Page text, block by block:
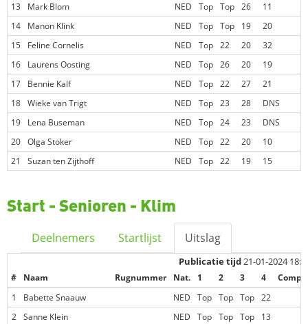
13
Mark Blom NED Top Top 26
11
14
Manon Klink NED Top Top 19
20
15
Feline Cornelis NED Top 22 20
32
16
Laurens Oosting NED Top 26 20
19
17
Bennie Kalf NED Top 22 27
21
18 Wieke van Trigt NED Top 23 28
DNS
19
Lena Buseman NED Top 24 23
DNS
20 Olga Stoker NED Top 22 20
10
21
Suzan ten Zijthoff NED Top 22 19 15
Start - Senioren - Klim
Deelnemers Startlijst Uitslag
Publicatie tijd21-01-2024
# Naam Rugnummer Nat. 1 2 3 4
Comp.
1
Babette Snaauw NED Top Top Top 22
2 Sanne Klein NED Top Top Top
13